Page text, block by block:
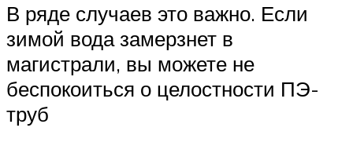
В ряде случаев это важно. Если
зимой вода замерзнет в
магистрали, вы можете не
беспокоиться о целостности ПЭ-
труб